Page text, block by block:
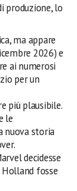
produzione, lo
ma appare
2026) e
ai numerosi
per un
più plausibile.
le
nuova storia
decidesse
fosse